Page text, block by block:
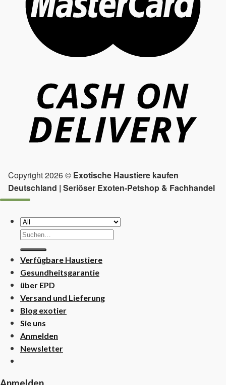
Copyright 2026 © Exotische Haustiere kaufen
Deutschland | Seriöser Exoten-Petshop & Fachhandel
Suchen
nach:
Verfügbare Haustiere
Gesundheitsgarantie
über EPD
Versand und Lieferung
Blog exotier
Sie uns
Anmelden
Newsletter